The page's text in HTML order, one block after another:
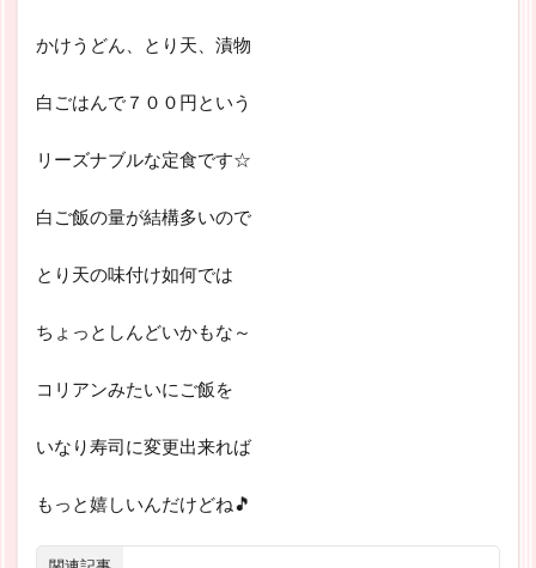
かけうどん、とり天、漬物
白ごはんで７００円という
リーズナブルな定食です☆
白ご飯の量が結構多いので
とり天の味付け如何では
ちょっとしんどいかもな～
コリアンみたいにご飯を
いなり寿司に変更出来れば
もっと嬉しいんだけどね🎵